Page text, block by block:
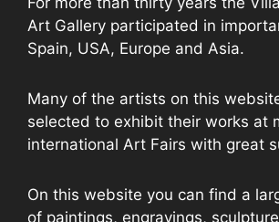
Art Gallery participated in
Spain, USA, Europe and Asia.
Many of the artists on this
selected to exhibit their works at
international Art Fairs with great
On this website you can find a
of paintings, engravings,